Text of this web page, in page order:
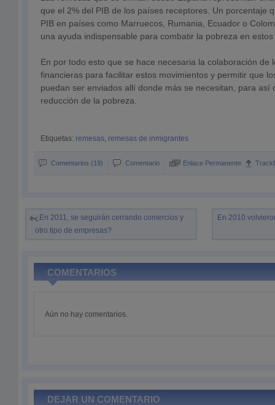
que el 2% del PIB de los países receptores. Un porcentaje
PIB en países como Marruecos, Rumania, Ecuador o
una ayuda indispensable para combatir la pobreza en
En por todo esto que se hace necesaria la colaboración de
financieras para facilitar estos movimientos y permitir que
puedan ser enviados allí donde más se necesitan, para así
reducción de la pobreza.
Etiquetas: remesas, remesas de inmigrantes
Comentarios (19) Comentario Enlace Permanente
¿En 2011, se seguirán cerrando comercios y
otro tipo de empresas?
En 2010
COMENTARIOS
Aún no hay comentarios.
DEJAR UN COMENTARIO